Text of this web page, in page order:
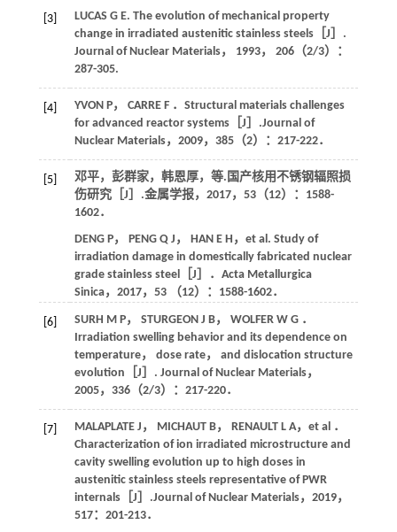
[3] LUCAS G E. The evolution of mechanical property
change in irradiated austenitic stainless steels［J］.
Journal of Nuclear Materials， 1993， 206（2/3）：
287-305.
[4] YVON P， CARRE F．Structural materials challenges
for advanced reactor systems［J］.Journal of
Nuclear Materials， 2009， 385（2）：217-222．
[5] 邓平，彭群家，韩恩厚， 等.国产核用不锈钢辐照损
伤研究［J］.金属学报， 2017， 53（12）：1588-
1602．
DENG P， PENG Q J ， HAN E H ， et al . Study of
irradiation damage in domestically fabricated nuclear
grade stainless steel［J］． Acta Metallurgica
Sinica， 2017， 53（12）：1588-1602．
[6] SURH M P， STURGEON J B， WOLFER W G．
Irradiation swelling behavior and its dependence on
temperature， dose rate， and dislocation structure
evolution［J］. Journal of Nuclear Materials，
2005， 336（2/3）：217-220．
[7] MALAPLATE J ， MICHAUT B， RENAULT L A， et al ．
Characterization of ion irradiated microstructure and
cavity swelling evolution up to high doses in
austenitic stainless steels representative of PWR
internals［J］.Journal of Nuclear Materials， 2019，
517：201-213．